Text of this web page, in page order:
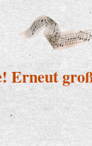
Erneut